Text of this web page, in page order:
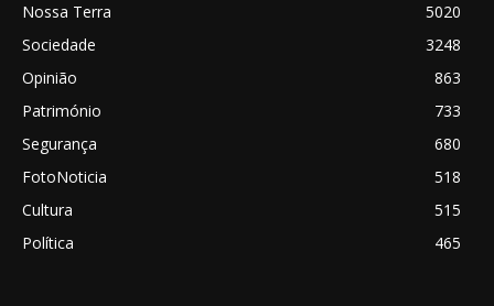
Nossa Terra
5020
Sociedade
3248
Opinião
863
Património
733
Segurança
680
FotoNoticia
518
Cultura
515
Política
465